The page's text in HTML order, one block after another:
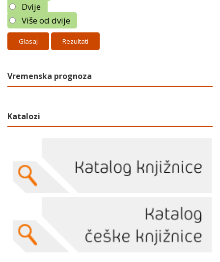
Dvije
Više od dvije
Rezultati
Vremenska prognoza
Katalozi